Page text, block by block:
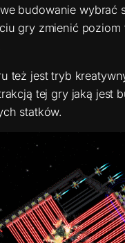
budowanie wybrać
gry zmienić poziom
też jest tryb
tej gry jaką jest
statków.